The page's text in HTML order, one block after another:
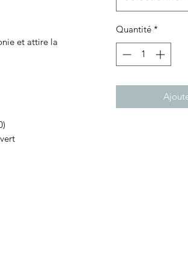
et attire la
Quantité *